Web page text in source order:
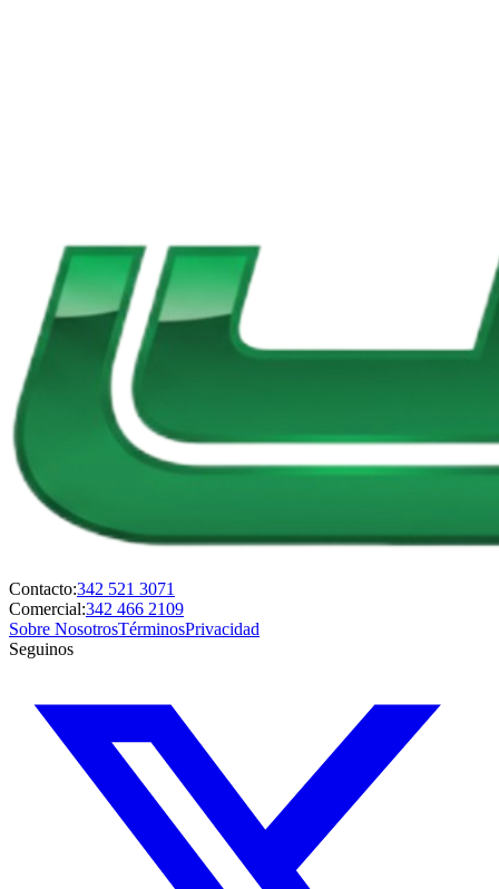
Contacto:342 521 3071
Comercial:342 466 2109
Sobre NosotrosTérminosPrivacidad
Seguinos